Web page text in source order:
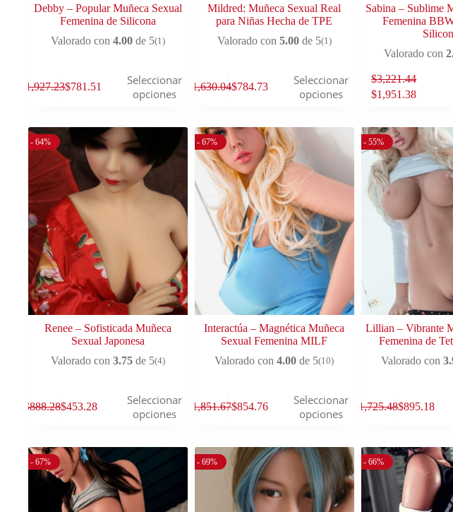
Debby – Popular Muñeca Sexual
Femenina de Silicona
Valorado con 4.00de 5(1)
1,927.23$781.51
Seleccionar
opciones
Mildred: Muñeca Sexual Real
para Niñas Hecha de TPE
Valorado con 5.00de 5(1)
1,630.04$784.73
Seleccionar
opciones
Sabina – Sublime
Femenina
Valorado con
$3,221.44
$1,951.38
- 64%
Renee – Sofisticada Muñeca
Sexual Japonesa
Valorado con 3.75de 5(4)
$888.28$453.28
Seleccionar
opciones
- 67%
Interactúa – Magnética Muñeca
Sexual Femenina MILF
Valorado con4.00 de 5(10)
1,851.67$854.76
Seleccionar
opciones
- 55%
Lillian – Vibrante
Femenina de
Valorado con
1,725.48$895.18
- 67% - 69% - 66%